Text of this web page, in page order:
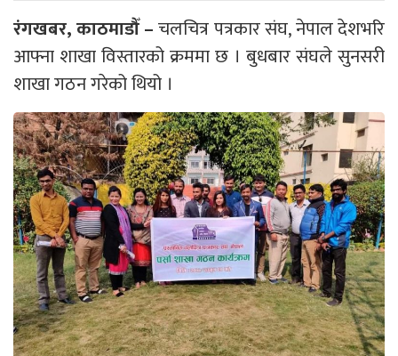
रंगखबर, काठमाडौँ –चलचित्र पत्रकार संघ, नेपाल देशभरि
आफ्ना शाखा विस्तारको क्रममा छ । बुधबार संघले सुनसरी
शाखा गठन गरेको थियो ।